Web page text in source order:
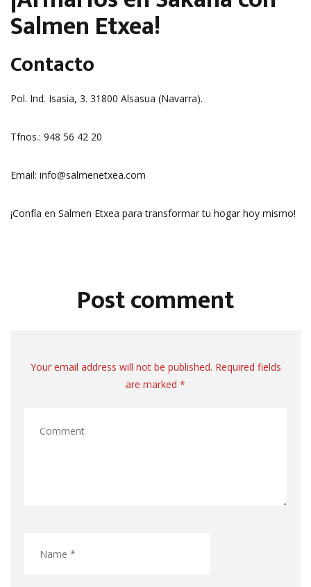
Salmen Etxea!
Contacto
Pol. Ind. Isasia, 3. 31800 Alsasua (Navarra).
Tfnos.: 948 56 42 20
Email: info@salmenetxea.com
¡Confía en Salmen Etxea para transformar tu hogar hoy mismo!
Post comment
Your email address will not be published. Required fields
are marked *